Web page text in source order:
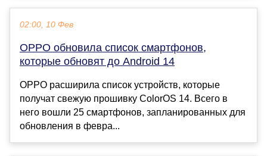
02:00, 10 Фев
OPPO обновила список смартфонов,
которые обновят до Android 14
OPPO расширила список устройств, которые
получат свежую прошивку ColorOS 14. Всего в
него вошли 25 смартфонов, запланированных для
обновления в февра...